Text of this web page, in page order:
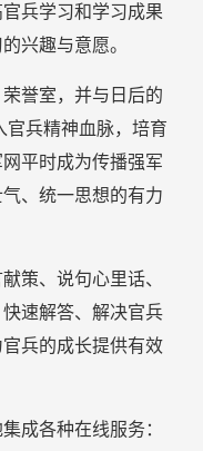
兵学习和学习成果
兴趣与意愿。
誉室，并与日后的
官兵精神血脉，培育
平时成为传播强军
、统一思想的有力
策、说句心里话、
速解答、解决官兵
兵的成长提供有效
成各种在线服务：